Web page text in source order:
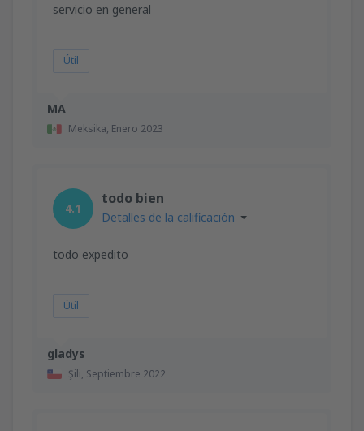
MA
Meksika, Enero 2023
servicio en general
Útil
gladys
Şili, Septiembre 2022
4.1
todo bien
Detalles de la calificación
todo expedito
Útil